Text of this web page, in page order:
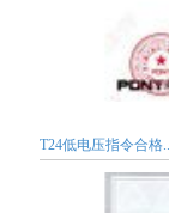
T24低电压指令合格...